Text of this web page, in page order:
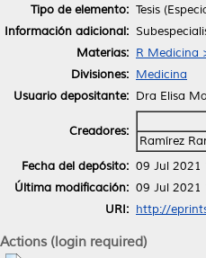
Tipo de elemento: Tesis
Información adicional:
Materias: R Medicina
Divisiones: Medicina
Usuario depositante: Dra Elisa
Creadores:
Ramírez
Fecha del depósito: 09 Jul 2021
Última modificación: 09 Jul 2021
URI: http://
Actions (login required)